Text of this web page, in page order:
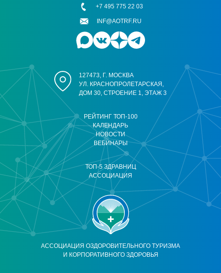
АССОЦИАЦИЯ ОЗДОРОВИТЕЛЬНОГО ТУРИЗМА
И КОРПОРАТИВНОГО ЗДОРОВЬЯ
РЕЙТИНГ ТОП-100
КАЛЕНДАРЬ
НОВОСТИ
ВЕБИНАРЫ
ТОП-5 ЗДРАВНИЦ
АССОЦИАЦИЯ
127473, Г. МОСКВА
УЛ. КРАСНОПРОЛЕТАРСКАЯ,
ДОМ 30, СТРОЕНИЕ 1, ЭТАЖ 3
+7 495 775 22 03
INF@AOTRF.RU